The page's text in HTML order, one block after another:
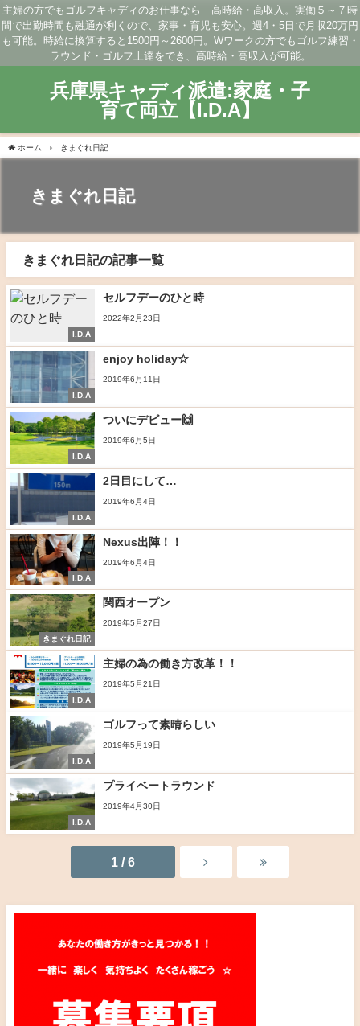
主婦の方でもゴルフキャディのお仕事なら 高時給・高収入。実働５～７時
間で出勤時間も融通が利くので、家事・育児も安心。週4・5日で月収20万円
も可能。時給に換算すると1500円～2600円。Wワークの方でもゴルフ練習・
ラウンド・ゴルフ上達をでき、高時給・高収入が可能。
兵庫県キャディ派遣:家庭・子
育て両立【I.D.A】
ホーム きまぐれ日記
きまぐれ日記
きまぐれ日記の記事一覧
I.D.A
セルフデーのひと時
2022年2月23日
I.D.A
enjoy holiday☆
2019年6月11日
I.D.A
ついにデビュー🙌
2019年6月5日
I.D.A
2日目にして…
2019年6月4日
I.D.A
Nexus出陣！！
2019年6月4日
きまぐれ日記
関西オープン
2019年5月27日
I.D.A
主婦の為の働き方改革！！
2019年5月21日
I.D.A
ゴルフって素晴らしい
2019年5月19日
I.D.A
プライベートラウンド
2019年4月30日
1 / 6